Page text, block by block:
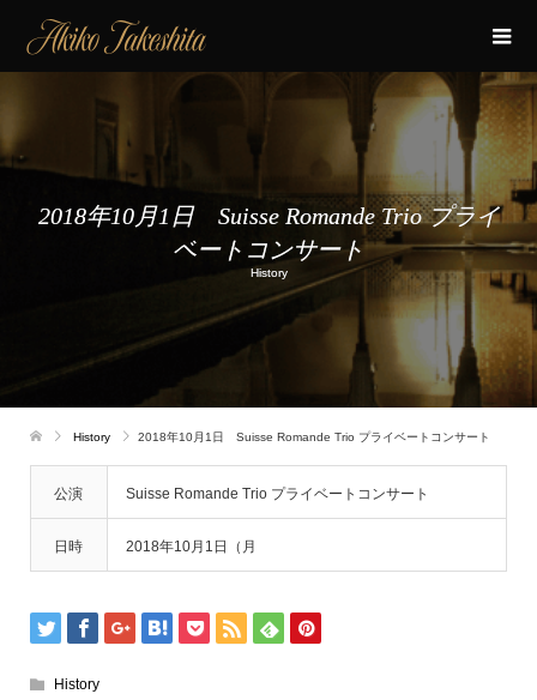
2018年10月1日 Suisse Romande Trio プライ
ベートコンサート
History
History 2018年10月1日 Suisse Romande Trio プライベートコンサート
公演 Suisse Romande Trio プライベートコンサート
日時 2018年10月1日（月
History